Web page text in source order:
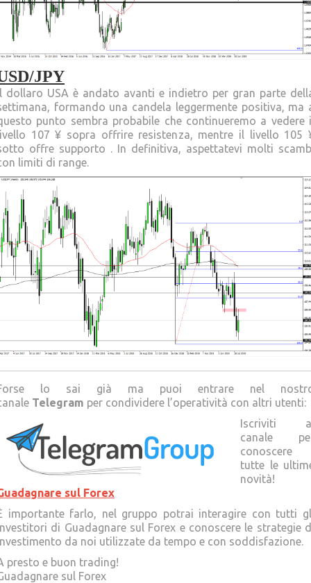
JPY
dollaro USA è andato avanti e indietro per gran parte
formando una candela leggermente positiva, ma
punto sembra probabile che continueremo a vedere
107 ¥ sopra offrire resistenza, mentre il livello 105
offre supporto . In definitiva, aspettatevi molti
limiti di range.
lo sai già ma puoi entrare nel
Telegram per condividere l’operatività con altri utenti:
Iscriviti
canale
conoscere
tutte le
novità!
sul Forex
importante farlo, nel gruppo potrai interagire con tutti
di Guadagnare sul Forex e conoscere le strategie
da noi utilizzate da tempo e con soddisfazione.
presto e buon trading!
sul Forex